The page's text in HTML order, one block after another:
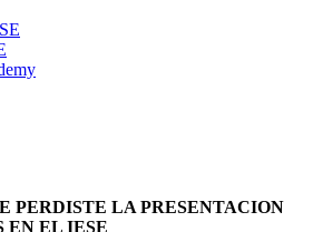
PERDISTE LA PRESENTACION
EN EL IESE